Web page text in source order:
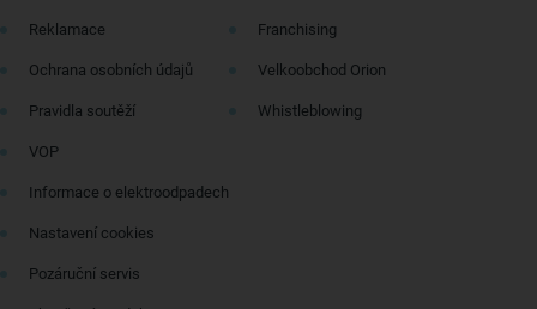
Reklamace
Ochrana osobních údajů
Pravidla soutěží
VOP
Informace o elektroodpadech
Nastavení cookies
Pozáruční servis
Franchising
Velkoobchod Orion
Whistleblowing